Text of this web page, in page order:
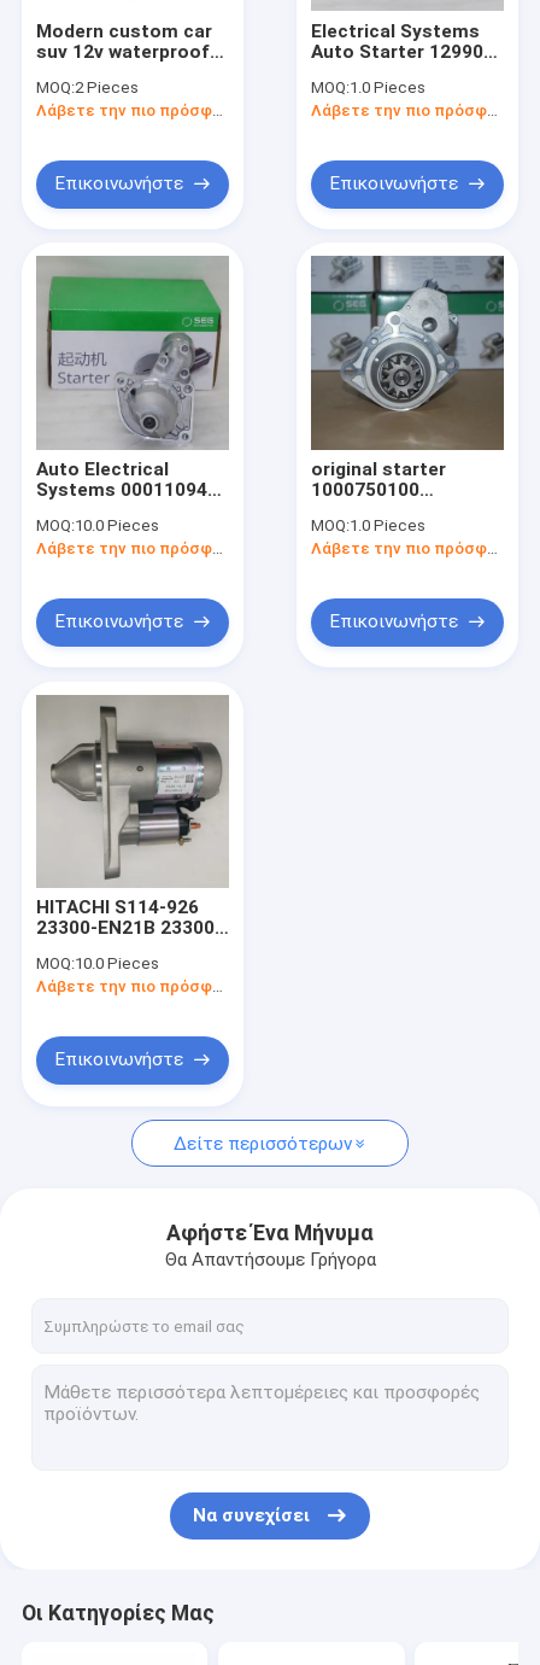
Στροφή κινητήρα εκκίνησης
Ηλεκτρικός κινητήρας μοτοσικλέτας
Modern custom car
suv 12v waterproof
side step pedal
motors auto power
MOQ:2 Pieces
Λάβετε την πιο πρόσφατη τιμή
Επικοινωνήστε
Electrical Systems
Auto Starter 129908-
Assembly 1R1797-
00101 0399501103
4TNV98-VDD
MOQ:1.0 Pieces
Επικοινωνήστε
Auto Electrical
Systems 0001109462
2.5KW 9T Car Starter
Motor For
IVECO DAF UAZ
MOQ:10.0 Pieces
Λάβετε την πιο πρόσφατη τιμή
Επικοινωνήστε
original starter
1000750100
5.6KW 12T STARTER
MOTOR FOR WECHAI
MOQ:1.0 Pieces
Λάβετε την πιο πρόσφατη τιμή
Επικοινωνήστε
HITACHI S114-926
23300-EN21B 23300-
Starter Motor
Original Parts For
SCENIC
MOQ:10.0 Pieces
Λάβετε την πιο πρόσφατη τιμή
Επικοινωνήστε
Δείτε περισσότερων
Αφήστε Ένα Μήνυμα
Θα Απαντήσουμε Γρήγορα
Να συνεχίσει
Οι Κατηγορίες Μας